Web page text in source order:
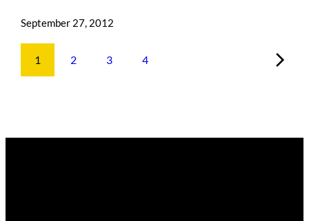
September 27, 2012
1 2 3 4